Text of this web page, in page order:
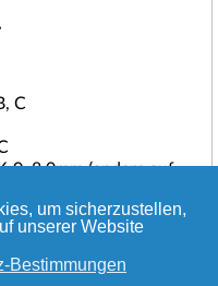
um sicherzustellen,
unserer Website
Bestimmungen
C
8.0mm (andere auf